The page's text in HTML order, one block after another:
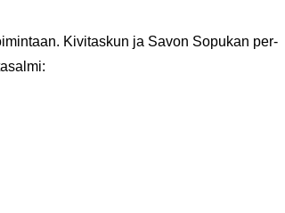
Ki­vi­tas­kun ja Savon So­pu­kan per­